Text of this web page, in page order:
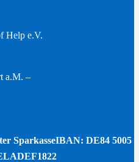
Help e.V.
a.M. –
SparkasseIBAN: DE84 5005